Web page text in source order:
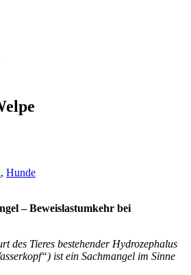
, Hunde
–Beweislastumkehr bei
des Tieres bestehender Hydrozephalus
ist ein Sachmangel im Sinne